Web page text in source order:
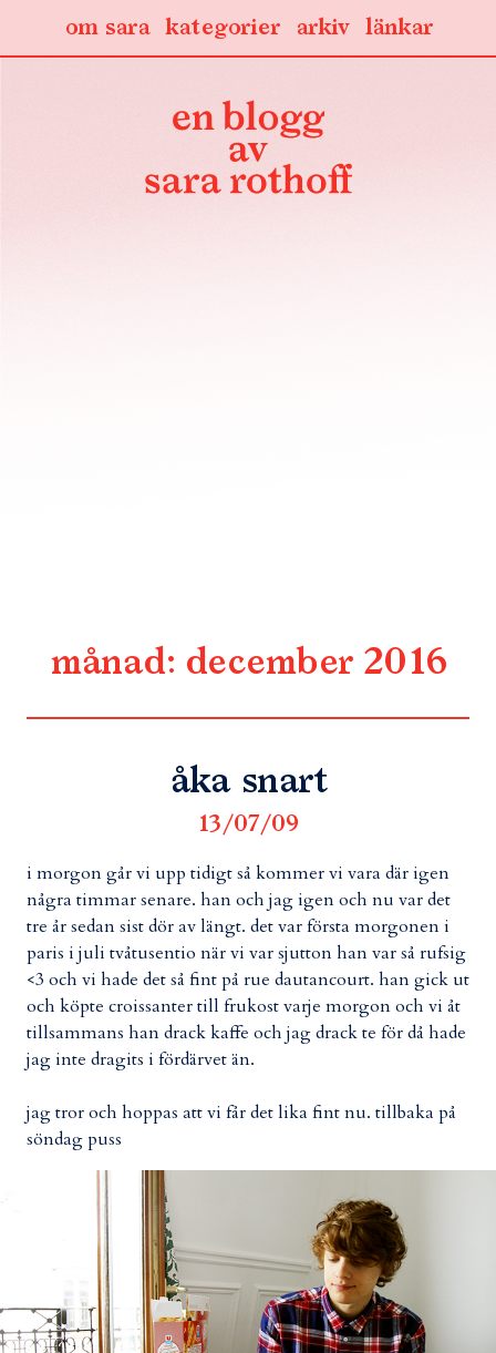
länkar
arkiv
kategorier
om sara
månad: december 2016
åka snart
13/07/09
i morgon går vi upp tidigt så kommer vi vara där igen
några timmar senare. han och jag igen och nu var det
tre år sedan sist dör av längt. det var första morgonen i
paris i juli tvåtusentio när vi var sjutton han var så rufsig
<3 och vi hade det så fint på rue dautancourt. han gick ut
och köpte croissanter till frukost varje morgon och vi åt
tillsammans han drack kaffe och jag drack te för då hade
jag inte dragits i fördärvet än.
jag tror och hoppas att vi får det lika fint nu. tillbaka på
söndag puss